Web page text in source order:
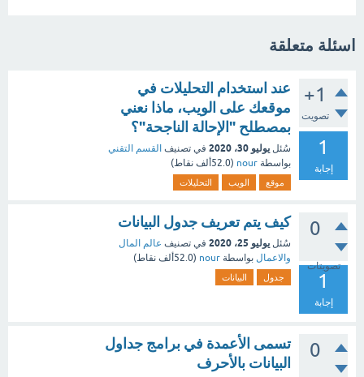
اسئلة متعلقة
+1
تصويت
1
إجابة
عند استخدام التحليلات في
موقعك على الويب، ماذا نعني
بمصطلح "الإحالة الناجحة"؟
سُئل يوليو 30، 2020 في تصنيف القسم التقني
بواسطة nour
(52.0ألف نقاط)
موقع الويب التحليلات
0
تصويتات
1
إجابة
كيف يتم تعريف جدول البيانات
سُئل يوليو 25، 2020 في تصنيف عالم المال
والاعمال بواسطة nour
(52.0ألف نقاط)
جدول البيانات
0
تسمى الأعمدة في برامج جداول
البيانات بالأحرف